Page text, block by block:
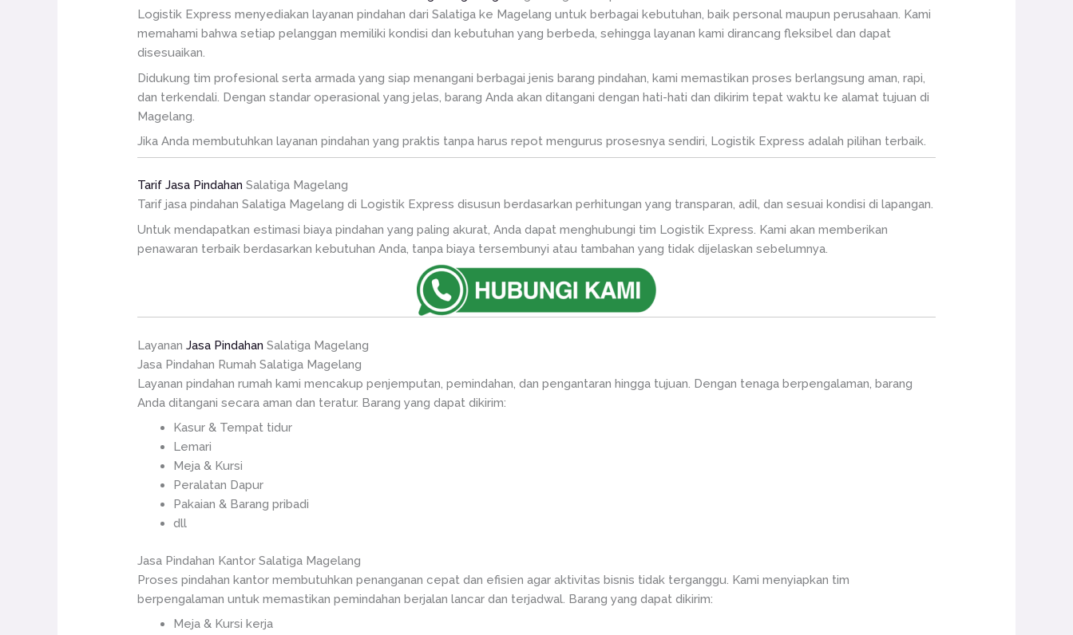
Logistik Express menyediakan layanan pindahan dari Salatiga ke Magelang untuk berbagai kebutuhan, baik personal maupun perusahaan. Kami
memahami bahwa setiap pelanggan memiliki kondisi dan kebutuhan yang berbeda, sehingga layanan kami dirancang fleksibel dan dapat
disesuaikan.
Didukung tim profesional serta armada yang siap menangani berbagai jenis barang pindahan, kami memastikan proses berlangsung aman, rapi,
dan terkendali. Dengan standar operasional yang jelas, barang Anda akan ditangani dengan hati-hati dan dikirim tepat waktu ke alamat tujuan di
Magelang.
Jika Anda membutuhkan layanan pindahan yang praktis tanpa harus repot mengurus prosesnya sendiri, Logistik Express adalah pilihan terbaik.
Tarif Jasa Pindahan Salatiga Magelang
Tarif jasa pindahan Salatiga Magelang di Logistik Express disusun berdasarkan perhitungan yang transparan, adil, dan sesuai kondisi di lapangan.
Untuk mendapatkan estimasi biaya pindahan yang paling akurat, Anda dapat menghubungi tim Logistik Express. Kami akan memberikan
penawaran terbaik berdasarkan kebutuhan Anda, tanpa biaya tersembunyi atau tambahan yang tidak dijelaskan sebelumnya.
LayananJasa Pindahan Salatiga Magelang
Jasa Pindahan Rumah Salatiga Magelang
Layanan pindahan rumah kami mencakup penjemputan, pemindahan, dan pengantaran hingga tujuan. Dengan tenaga berpengalaman, barang
Anda ditangani secara aman dan teratur. Barang yang dapat dikirim:
Kasur & Tempat tidur
Lemari
Meja & Kursi
Peralatan Dapur
Pakaian & Barang pribadi
dll
Jasa Pindahan Kantor Salatiga Magelang
Proses pindahan kantor membutuhkan penanganan cepat dan efisien agar aktivitas bisnis tidak terganggu. Kami menyiapkan tim
berpengalaman untuk memastikan pemindahan berjalan lancar dan terjadwal. Barang yang dapat dikirim:
Meja & Kursi kerja